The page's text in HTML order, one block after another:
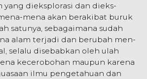
yang dieksplorasi dan dieks­
mena akan berakibat buruk
satunya, sebagai­mana sudah
alam terjadi dan ber­ubah men­
selalu disebabkan oleh ulah
kecerobohan maupun karena
ilmu pengetahuan dan